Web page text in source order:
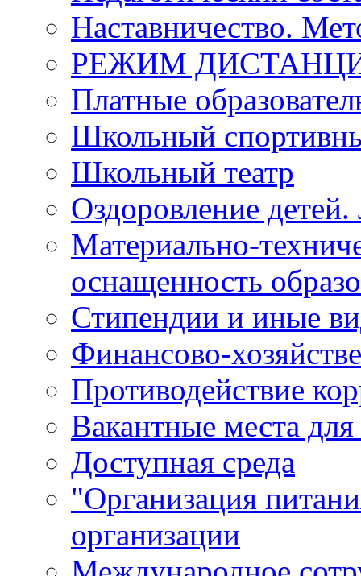
Наставничество.
РЕЖИМ
Платные
Школьный
Школьный театр
Оздоровление детей.
Материально-
оснащенность
Стипендии и иные
Финансово-
Противодействие
Вакантные места
Доступная среда
"Организация
организации